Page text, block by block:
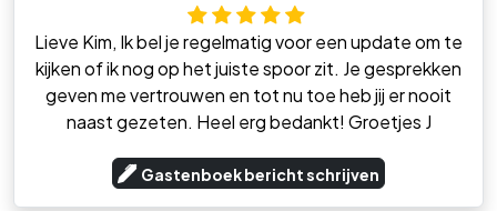
Lieve Kim, Ik bel je regelmatig voor een update om te
kijken of ik nog op het juiste spoor zit. Je gesprekken
geven me vertrouwen en tot nu toe heb jij er nooit
naast gezeten. Heel erg bedankt! Groetjes J
Gastenboek bericht schrijven